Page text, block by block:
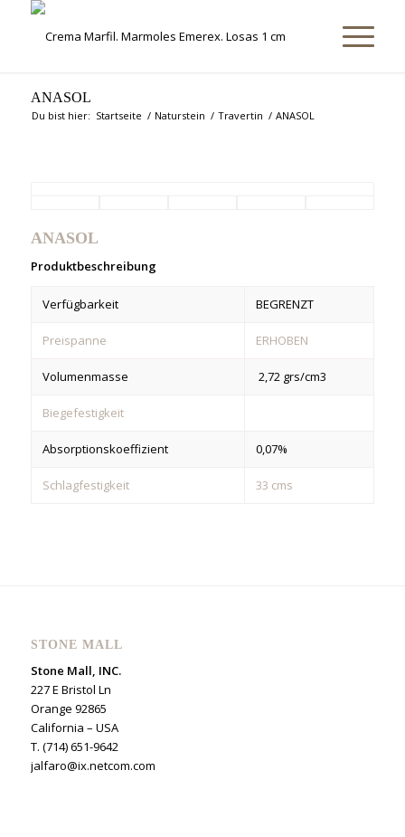
ANASOL
Du bist hier: Startseite / Naturstein / Travertin / ANASOL
ANASOL
Produktbeschreibung
Verfügbarkeit BEGRENZT
Preispanne ERHOBEN
Volumenmasse 2,72 grs/cm3
Biegefestigkeit
Absorptionskoeffizient 0,07%
Schlagfestigkeit 33 cms
STONE MALL
Stone Mall, INC.
227 E Bristol Ln
Orange 92865
California – USA
T. (714) 651-9642
jalfaro@ix.netcom.com